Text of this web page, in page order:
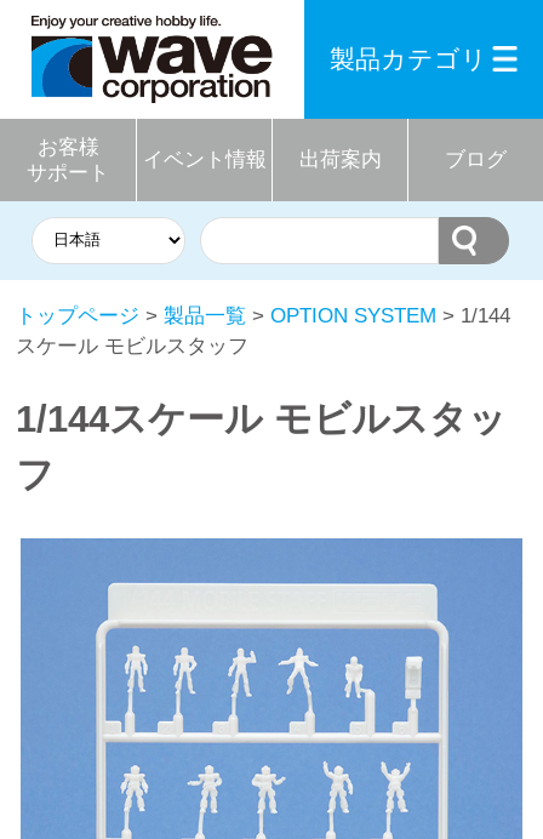
お客様
サポート
イベント情報 出荷案内 ブログ
製品カテゴリ
トップページ > 製品一覧 > OPTION SYSTEM > 1/144
スケール モビルスタッフ
1/144スケール モビルスタッ
フ